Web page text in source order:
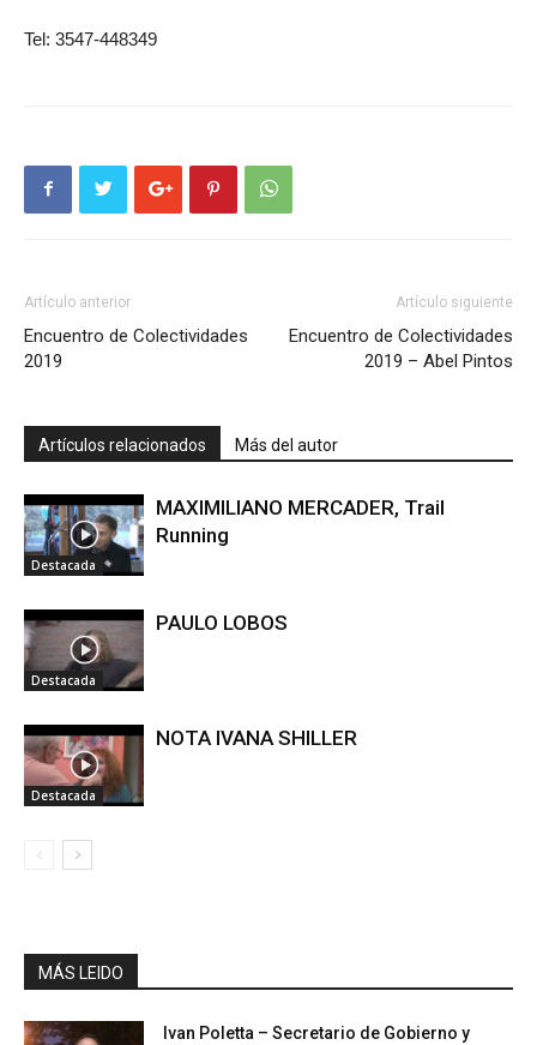
Tel: 3547-448349
Artículo anterior
Encuentro de Colectividades
2019
Artículo siguiente
Encuentro de Colectividades
2019 – Abel Pintos
Artículos relacionados Más del autor
Destacada
MAXIMILIANO MERCADER, Trail
Running
Destacada
PAULO LOBOS
Destacada
NOTA IVANA SHILLER
MÁS LEIDO
Ivan Poletta – Secretario de Gobierno y